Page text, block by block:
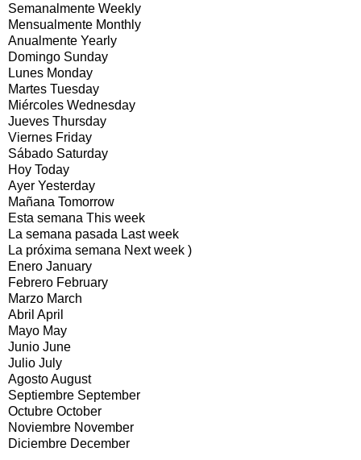
Semanalmente Weekly
Mensualmente Monthly
Anualmente Yearly
Domingo Sunday
Lunes Monday
Martes Tuesday
Miércoles Wednesday
Jueves Thursday
Viernes Friday
Sábado Saturday
Hoy Today
Ayer Yesterday
Mañana Tomorrow
Esta semana This week
La semana pasada Last week
La próxima semana Next week )
Enero January
Febrero February
Marzo March
Abril April
Mayo May
Junio June
Julio July
Agosto August
Septiembre September
Octubre October
Noviembre November
Diciembre December